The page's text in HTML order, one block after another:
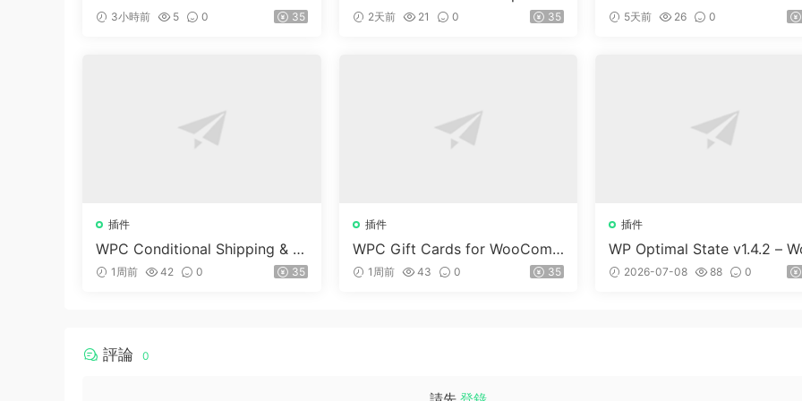
Advanced Community Forum P
3小時前 5 0 35
or WooCommerce v1.3.2
2天前 21 0 35
n v5.2
5天前 26 0
插件
WPC Conditional Shipping & P
ayments (Premium) v1.0.2
1周前 42 0 35
插件
WPC Gift Cards for WooCom
merce (Premium) v1.0.2
1周前 43 0 35
插件
WP Optimal State v1.4.2 –
dPress 優化、清理和安全套件
2026-07-08 88 0
評論 0